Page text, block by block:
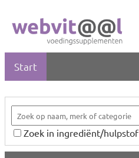
Start
Zoek in ingrediënt/hulpstof